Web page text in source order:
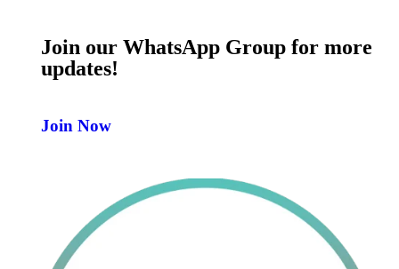
Join our WhatsApp Group for more
updates!
Join Now